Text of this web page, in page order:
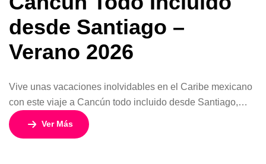
desde Santiago –
Verano 2026
Vive unas vacaciones inolvidables en el Caribe mexicano
con este viaje a Cancún todo incluido desde Santiago,
ideal para quienes buscan descanso, diversión y paisajes
de ensueño. Con vuelos en SKY Airline, alojamiento en
Ver Más